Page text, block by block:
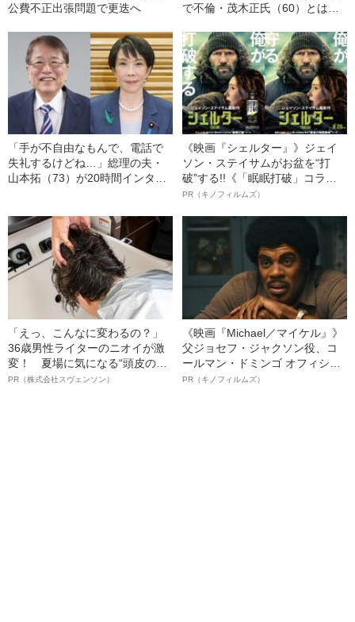
公費不正出張問題で更迭へ
で不倫・茂木正氏（60）とは、
の最側近官僚〉
「手が不自由なもんで、電話で
失礼するけどね…」総理の夫・
山本拓（73）が20時間インタビ
《映画『シェルター』》ジェイ
ソン・ステイサムがお盆を“打
破”する!!《「眠眠打破」コラ
ボ》
PR（キノフィルムズ）
「えっ、こんなに変わるの？」
36歳男性ライターのニオイが激
変！ 夏場に気になる“頭皮のニ
オイ”や“ベタつき”を解消す
PR（株式会社スヴェンソン）
《映画『Michael／マイケル』》
父ジョセフ・ジャクソン役、コ
ールマン・ドミンゴ オフィシャ
ルインタビュー“観客を魅了した
PR（キノフィルムズ）